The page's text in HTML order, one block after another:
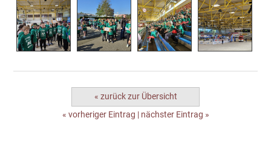
« zurück zur Übersicht
« vorheriger Eintrag | nächster Eintrag »